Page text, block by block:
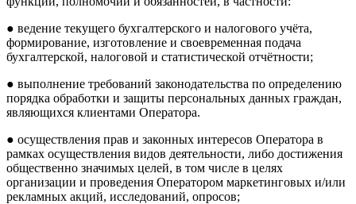
● ведение текущего бухгалтерского и налогового учёта,
формирование, изготовление и своевременная подача
бухгалтерской, налоговой и статистической отчётности;
● выполнение требований законодательства по определению
порядка обработки и защиты персональных данных граждан,
являющихся клиентами Оператора.
● осуществления прав и законных интересов Оператора в
рамках осуществления видов деятельности, либо достижения
общественно значимых целей, в том числе в целях
организации и проведения Оператором маркетинговых и/или
рекламных акций, исследований, опросов;